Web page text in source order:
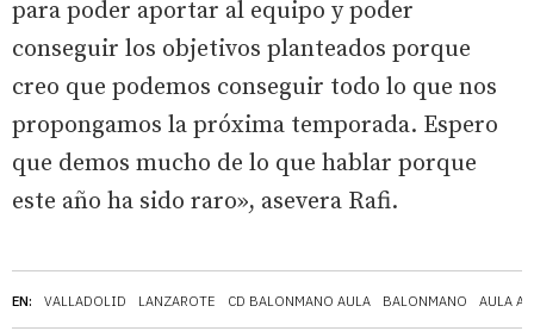
EN: VALLADOLID LANZAROTE CD BALONMANO AULA BALONMANO AULA
para poder aportar al equipo y poder
conseguir los objetivos planteados porque
creo que podemos conseguir todo lo que nos
propongamos la próxima temporada. Espero
que demos mucho de lo que hablar porque
este año ha sido raro», asevera Rafi.